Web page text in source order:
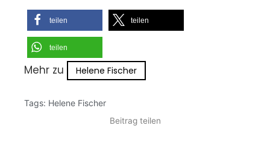
teilen teilen
teilen
Mehr zu Helene Fischer
Tags: Helene Fischer
Beitrag teilen